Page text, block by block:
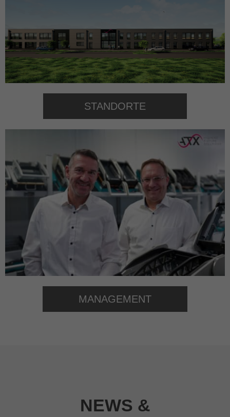
STANDORTE
MANAGEMENT
NEWS &